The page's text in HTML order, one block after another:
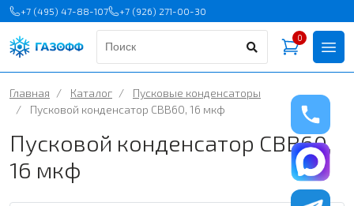
+7 (495) 47-88-107 +7 (926) 271-00-30
0
Главная / Каталог /
Пусковые конденсаторы
/
Пусковой конденсатор CBB60, 16 мкф
Пусковой конденсатор CBB60,
16 мкф